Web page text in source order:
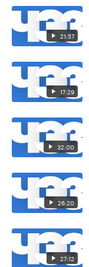
21:57
17:29
32:00
26:20
27:12